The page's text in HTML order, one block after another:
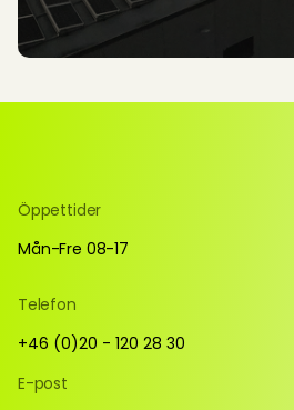
Öppettider
Mån-Fre 08-17
Telefon
+46 (0)20 - 120 28 30
E-post